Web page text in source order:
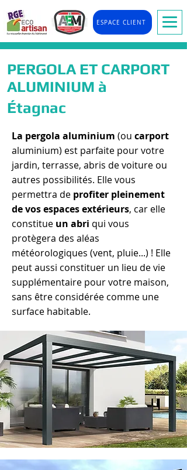
ESPACE CLIENT
PERGOLA ET CARPORT
ALUMINIUM à
Étagnac
La pergola aluminium (ou carport
aluminium) est parfaite pour votre
jardin, terrasse, abris de voiture ou
autres possibilités. Elle vous
permettra de profiter pleinement
de vos espaces extérieurs, car elle
constitue un abri qui vous
protègera des aléas
météorologiques (vent, pluie...) ! Elle
peut aussi constituer un lieu de vie
supplémentaire pour votre maison,
sans être considérée comme une
surface habitable.